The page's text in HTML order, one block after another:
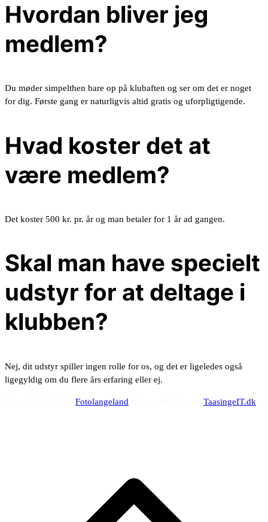
Hvordan bliver jeg
medlem?
Du møder simpelthen bare op på klubaften og ser om det er noget
for dig. Første gang er naturligvis altid gratis og uforpligtigende.
Hvad koster det at
være medlem?
Det koster 500 kr. pr. år og man betaler for 1 år ad gangen.
Skal man have specielt
udstyr for at deltage i
klubben?
Nej, dit udstyr spiller ingen rolle for os, og det er ligeledes også
ligegyldig om du flere års erfaring eller ej.
Fotolangeland
TaasingeIT.dk